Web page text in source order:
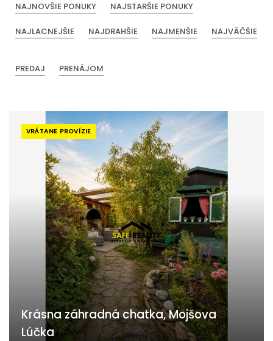
NAJNOVŠIE PONUKY NAJSTARŠIE PONUKY
NAJLACNEJŠIE NAJDRAHŠIE NAJMENŠIE NAJVÄČŠIE
PREDAJ PRENÁJOM
VRÁTANE PROVÍZIE
Krásna záhradná chatka, Mojšova
Lúčka